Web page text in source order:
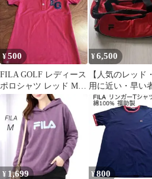
¥500
FILA GOLF レディース
ポロシャツ レッド Mサ
¥6,500
【人気のレッド
用に近い・早い
ち・即購入OK】
ボストンバッグ
¥ 1,699 ¥800